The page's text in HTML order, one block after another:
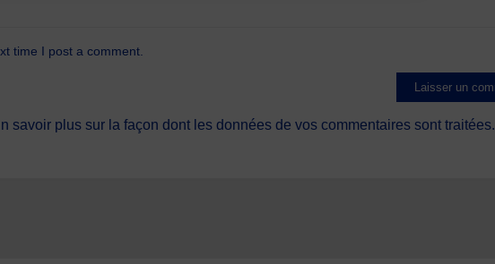
time I post a comment.
savoir plus sur la façon dont les données de vos commentaires sont traitées.